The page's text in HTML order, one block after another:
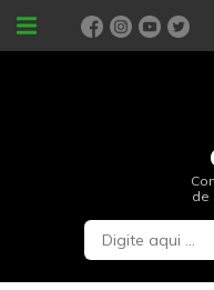
PORTAIS
de